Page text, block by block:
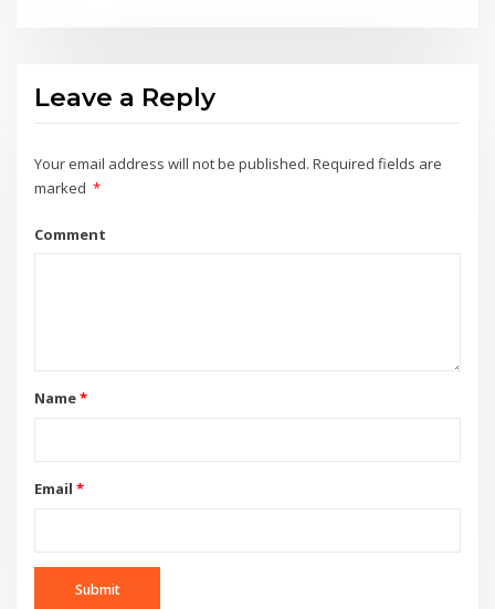
Leave a Reply
Your email address will not be published. Required fields are
marked *
Comment
Name*
Email *